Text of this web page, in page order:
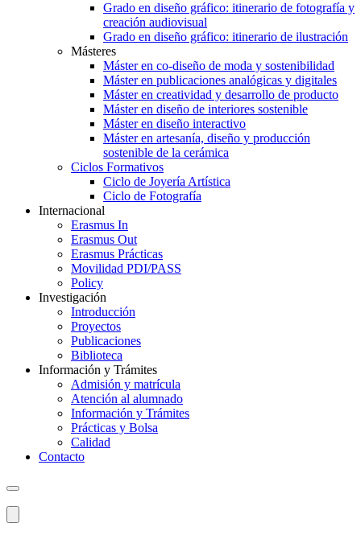
Grado en diseño gráfico: itinerario de fotografía y
creación audiovisual
Grado en diseño gráfico: itinerario de ilustración
Másteres
Máster en co-diseño de moda y sostenibilidad
Máster en publicaciones analógicas y digitales
Máster en creatividad y desarrollo de producto
Máster en diseño de interiores sostenible
Máster en diseño interactivo
Máster en artesanía, diseño y producción
sostenible de la cerámica
Ciclos Formativos
Ciclo de Joyería Artística
Ciclo de Fotografía
Internacional
Erasmus In
Erasmus Out
Erasmus Prácticas
Movilidad PDI/PASS
Policy
Investigación
Introducción
Proyectos
Publicaciones
Biblioteca
Información y Trámites
Admisión y matrícula
Atención al alumnado
Información y Trámites
Prácticas y Bolsa
Calidad
Contacto